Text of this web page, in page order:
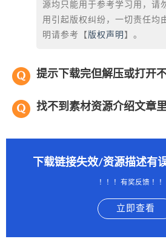
源均只能用于参考学习用，请
用引起版权纠纷，一切责任均
明请参考【 版权声明 】。
提示下载完但解压或打开不
找不到素材资源介绍文章
下载链接失效/资源描述有
！！！有奖反馈 ！！
立即查看